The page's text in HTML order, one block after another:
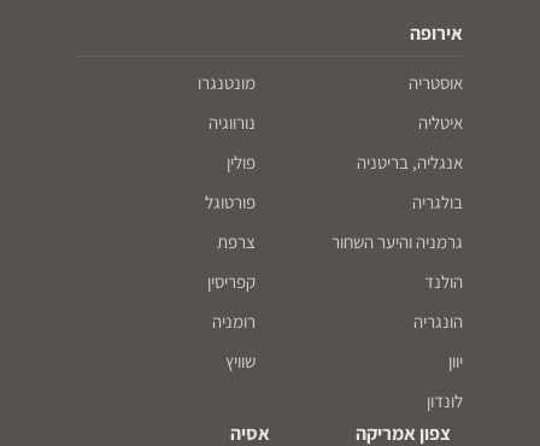
אירופה
אוסטריה
איטליה
אנגליה, בריטניה
בולגריה
גרמניה והיער השחור
הולנד
הונגריה
יוון
לונדון
מונטנגרו
נורווגיה
פולין
פורטוגל
צרפת
קפריסין
רומניה
שוויץ
צפון אמריקה אסיה